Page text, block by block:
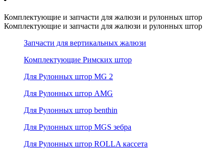
Комплектующие и запчасти для жалюзи и рулонных штор
Комплектующие и запчасти для жалюзи и рулонных штор
Запчасти для вертикальных жалюзи
Комплектующие Римских штор
Для Рулонных штор MG 2
Для Рулонных штор AMG
Для Рулонных штор benthin
Для Рулонных штор MGS зебра
Для Рулонных штор ROLLA кассета